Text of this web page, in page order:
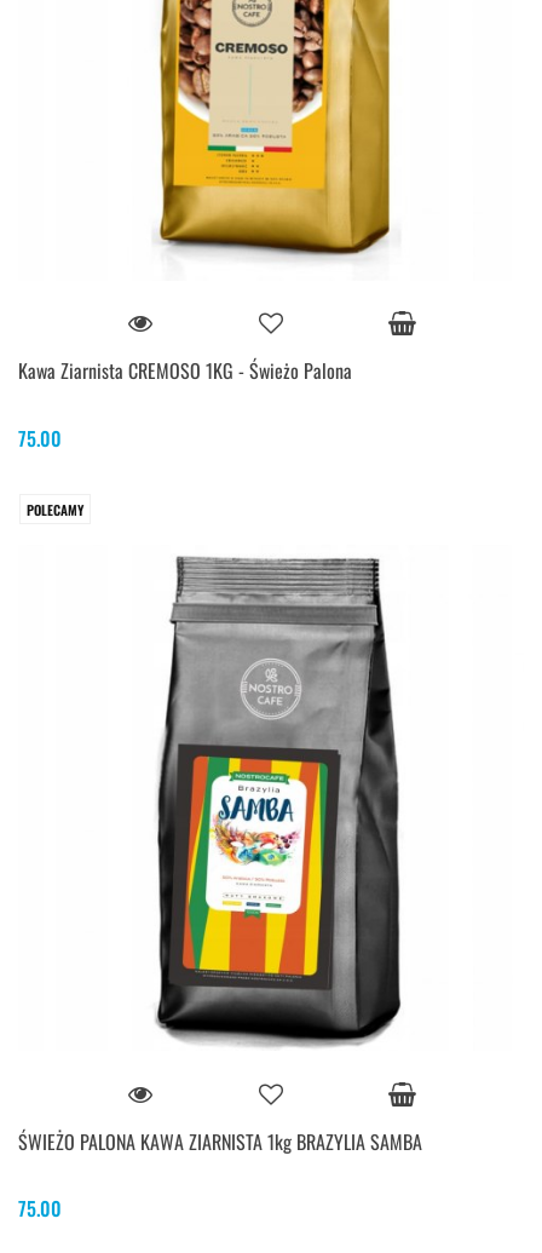
Kawa Ziarnista CREMOSO 1KG - Świeżo Palona
75.00
POLECAMY
ŚWIEŻO PALONA KAWA ZIARNISTA 1kg BRAZYLIA SAMBA
75.00